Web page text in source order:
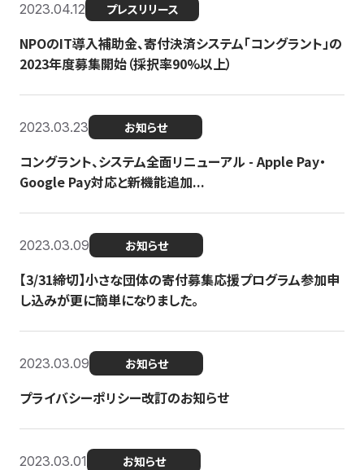
2023.04.12 プレスリリース
NPOのIT導入補助金、寄付決済システム「コングラント」の
2023年度募集開始（採択率90%以上）
2023.03.23 お知らせ
コングラント、システム全面リニューアル - Apple Pay・
Google Pay対応と新機能追加...
2023.03.09 お知らせ
【3/31締切】小さな団体の寄付募集応援プログラム参加申
し込みが更に簡単になりました。
2023.03.09 お知らせ
プライバシーポリシー改訂のお知らせ
2023.03.01 お知らせ